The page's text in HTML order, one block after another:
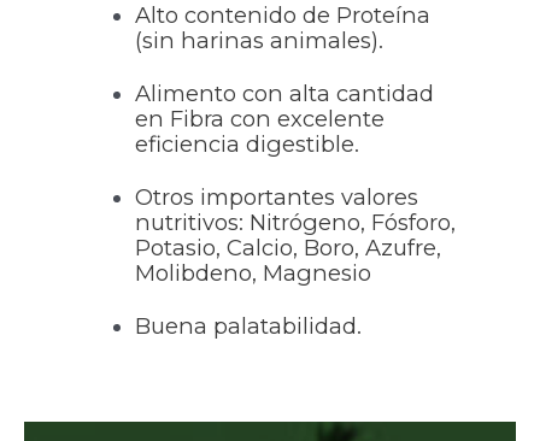
Alto contenido de Proteína
(sin harinas animales).
Alimento con alta cantidad
en Fibra con excelente
eficiencia digestible.
Otros importantes valores
nutritivos: Nitrógeno, Fósforo,
Potasio, Calcio, Boro, Azufre,
Molibdeno, Magnesio
Buena palatabilidad.